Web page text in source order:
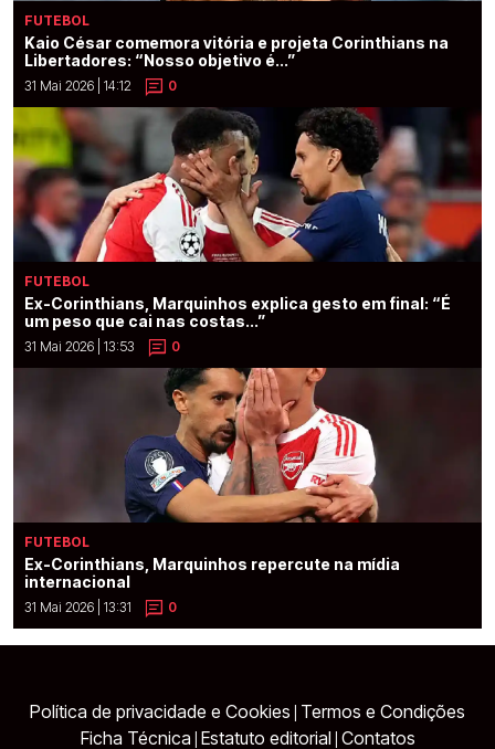
FUTEBOL
Kaio César comemora vitória e projeta Corinthians na
Libertadores: “Nosso objetivo é...”
31 Mai 2026 | 14:12 0
FUTEBOL
Ex-Corinthians, Marquinhos explica gesto em final: “É
um peso que cai nas costas...”
31 Mai 2026 | 13:53 0
FUTEBOL
Ex-Corinthians, Marquinhos repercute na mídia
internacional
31 Mai 2026 | 13:31 0
Política de privacidade e Cookies Termos e Condições
Ficha Técnica Estatuto editorial Contatos